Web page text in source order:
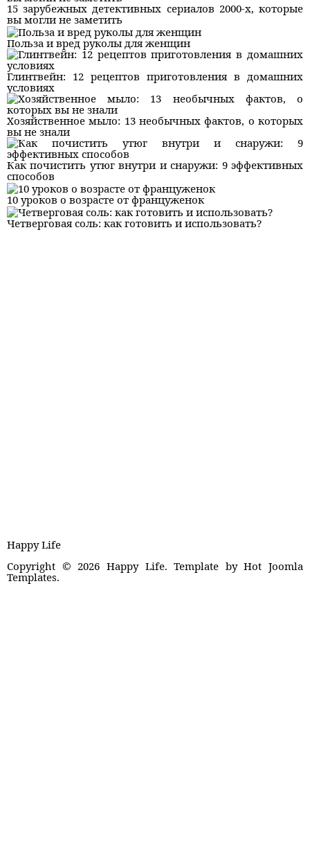
15 зарубежных детективных сериалов 2000-х, которые
вы могли не заметить
Польза и вред руколы для женщин
Глинтвейн: 12 рецептов приготовления в домашних
условиях
Хозяйственное мыло: 13 необычных фактов, о которых
вы не знали
Как почистить утюг внутри и снаружи: 9 эффективных
способов
10 уроков о возрасте от француженок
Четверговая соль: как готовить и использовать?
Happy Life
Copyright © 2026 Happy Life. Template by Hot Joomla
Templates.